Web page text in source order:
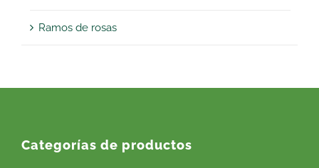
Ramos de rosas
Categorías de productos